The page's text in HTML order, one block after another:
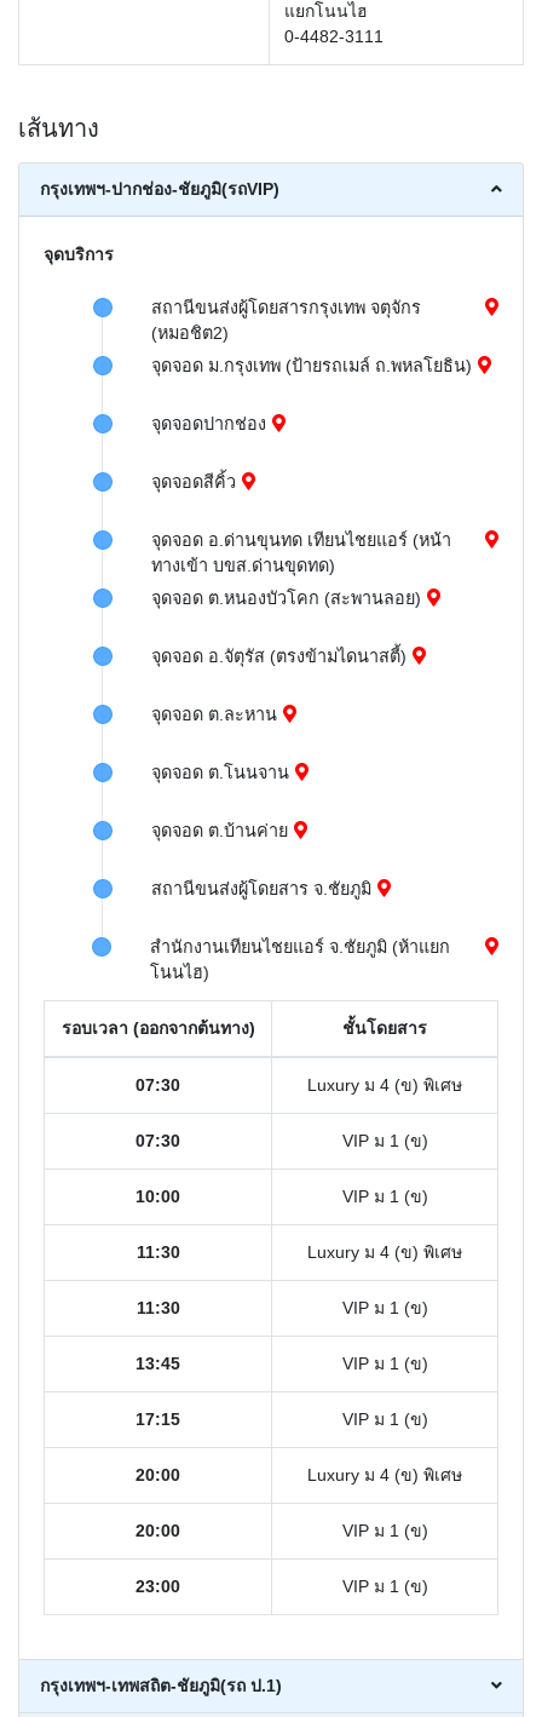
แยกโนนไฮ
0-4482-3111
เส้นทาง
กรุงเทพฯ-ปากช่อง-ชัยภูมิ(รถVIP)
จุดบริการ
สถานีขนส่งผู้โดยสารกรุงเทพ จตุจักร
(หมอชิต2)
จุดจอด ม.กรุงเทพ (ป้ายรถเมล์ ถ.พหลโยธิน)
จุดจอดปากช่อง
จุดจอดสีคิ้ว
จุดจอด อ.ด่านขุนทด เทียนไชยแอร์ (หน้า
ทางเข้า บขส.ด่านขุดทด)
จุดจอด ต.หนองบัวโคก (สะพานลอย)
จุดจอด อ.จัตุรัส (ตรงข้ามไดนาสตี้)
จุดจอด ต.ละหาน
จุดจอด ต.โนนจาน
จุดจอด ต.บ้านค่าย
สถานีขนส่งผู้โดยสาร จ.ชัยภูมิ
สำนักงานเทียนไชยแอร์ จ.ชัยภูมิ (ห้าแยก
โนนไฮ)
รอบเวลา (ออกจากต้นทาง) ชั้นโดยสาร
07:30 Luxury ม 4 (ข) พิเศษ
07:30 VIP ม 1 (ข)
10:00 VIP ม 1 (ข)
11:30 Luxury ม 4 (ข) พิเศษ
11:30 VIP ม 1 (ข)
13:45 VIP ม 1 (ข)
17:15 VIP ม 1 (ข)
20:00 Luxury ม 4 (ข) พิเศษ
20:00 VIP ม 1 (ข)
23:00 VIP ม 1 (ข)
กรุงเทพฯ-เทพสถิต-ชัยภูมิ(รถ ป.1)